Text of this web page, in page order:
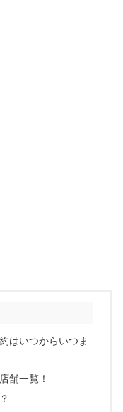
はいつからいつま
舗一覧！